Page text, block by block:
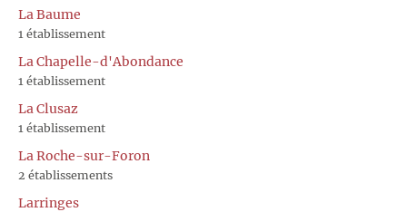
La Baume
1 établissement
La Chapelle-d'Abondance
1 établissement
La Clusaz
1 établissement
La Roche-sur-Foron
2 établissements
Larringes